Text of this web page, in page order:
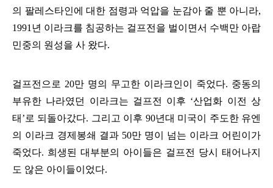
의 팔레스타인에 대한 점령과 억압을 눈감아 줄 뿐 아니라,
1991 년 이라크를 침공하는 걸프전을 벌이면서 수백만 아랍
민중의 원성을 사 왔다.
걸프전으로 20만 명의 무고한 이라크인이 죽었다. 중동의
부유한 나라였던 이라크는 걸프전 이후 ‘산업화 이전 상
태 ’로 되돌아갔다. 그리고 이후 90년대 미국이 주도한 유엔
의 이라크 경제봉쇄 결과 50만 명이 넘는 이라크 어린이가
죽었다. 희생된 대부분의 아이들은 걸프전 당시 태어나지
도 않은 아이들이었다.